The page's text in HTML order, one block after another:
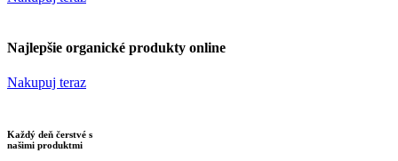
Najlepšie organické produkty online
Nakupuj teraz
Každý deň čerstvé s
našimi produktmi